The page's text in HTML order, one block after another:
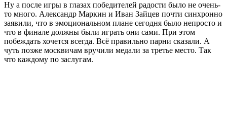
Ну а после игры в глазах победителей радости было не очень-
то много. Александр Маркин и Иван Зайцев почти синхронно
заявили, что в эмоциональном плане сегодня было непросто и
что в финале должны были играть они сами. При этом
побеждать хочется всегда. Всё правильно парни сказали. А
чуть позже москвичам вручили медали за третье место. Так
что каждому по заслугам.